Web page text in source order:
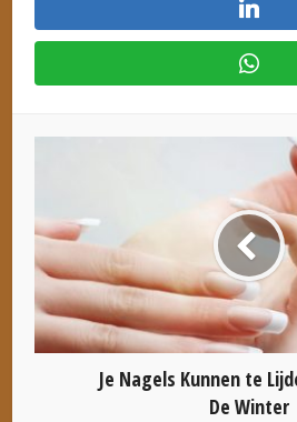
Je Nagels Kunnen te
De Winter